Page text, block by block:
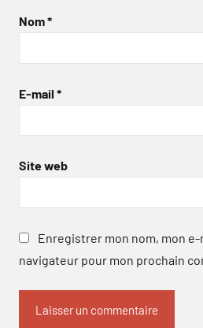
Nom*
E-mail *
Site web
Enregistrer mon nom, mon
navigateur pour mon prochain